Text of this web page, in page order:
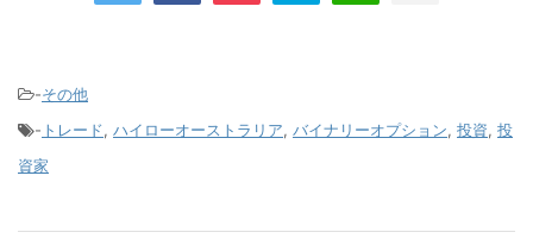
-その他
- トレード, ハイローオーストラリア, バイナリーオプション, 投資, 投
資家